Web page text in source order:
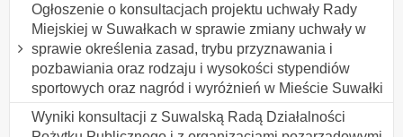
Ogłoszenie o konsultacjach projektu uchwały Rady
Miejskiej w Suwałkach w sprawie zmiany uchwały w
sprawie określenia zasad, trybu przyznawania i
pozbawiania oraz rodzaju i wysokości stypendiów
sportowych oraz nagród i wyróżnień w Mieście Suwałki
Wyniki konsultacji z Suwalską Radą Działalności